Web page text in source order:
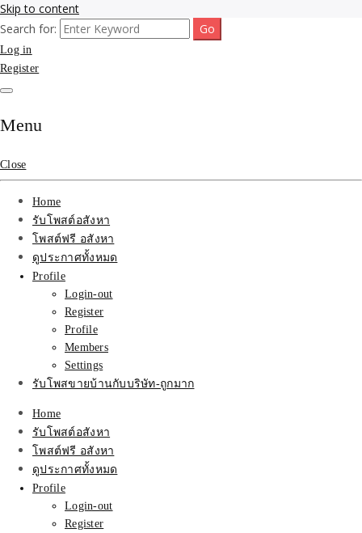
Skip to content
รับจ้างโพสขายบ้าน ที่ดิน
ติดAI SEO กับบริษัทใหญ่
รับจ้างทำโฆษณา สินค้า
บ้านที่ดิน ราคา ถูกและดี
ที่สุด บริการ โปรโมท
โฆษณารับโพสอสังหา ทีม
งาน บริํษัทใหญ่ เว็บขาย
บ้าน คุณภาพอันดับ1
SEOขายบ้าน
รับจ้างโพสขายบ้าน ที่ดิน ไม่มีค่านายหน้า กับบริษัท SEO-AI เน้นติดหน้า
แรก บริการโพสต์ โปรโมท รับจ้างทำโฆษณา ราคาถูก เว็บขายบ้าน รับโพ
สอสังหา ติดหน้าแรกกูเกิ้ล ทีมงาน บริํษัทใหญ่ รับประกันผลงาน ที่เดียวใน
Search for:
Log in
Register
Menu
Close
Home
รับโพสต์อสังหา
โพสต์ฟรี อสังหา
ดูประกาศทั้งหมด
Profile
Login-out
Register
Profile
Members
Settings
รับโพสขายบ้านกับบริษัท-ถูกมาก
Home
รับโพสต์อสังหา
โพสต์ฟรี อสังหา
ดูประกาศทั้งหมด
Profile
Login-out
Register